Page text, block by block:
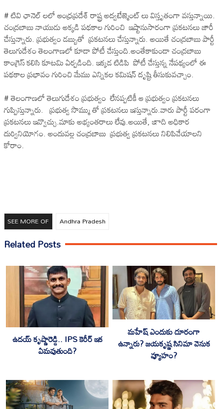
# టివి ఛానెల్ లలో ఆంధ్రప్రదేశ్ రాష్ట్ర అద్వటేజ్మెంట్ లు విస్తృతంగా వస్తున్నాయి.
చంద్రబాబు నాయుడు అక్కడి పథకాల గురించి ఇష్టానుసారంగా ప్రకటనలు జారీ
చేస్తున్నారు. ప్రభుత్వం డబ్బుతో ప్రకటనలు చేస్తున్నారు. అయితే చంద్రబాబు పార్టీ
తెలుగుదేశం తెలంగాణలో కూడా పోటీ చేస్తుంది.అంతేకాకుండా చంద్రబాబు
కాంగ్రెస్ కలిసి కూటమి ఏర్పడింది. ఇక్కడ టిడిపి పోటీ చేస్తున్న నేపథ్యంలో ఈ
పథకాల ప్రభావం గురించి మేము ఎన్నికల కమిషన్ దృష్టి తీసుకువచ్చాం.
# తెలంగాణలో తెలుగుదేశం ప్రభుత్వం లేనప్పటికీ ఆ ప్రభుత్వం ప్రకటనలు
గుప్పిస్తున్నారు. ప్రభుత్వ సొమ్ము తో ప్రకటనలు ఇస్తున్నారు.వారు పార్టీ పరంగా
ప్రకటనలు ఇవ్వొచ్చు.మాకు అభ్యంతరాలు లేవు.అయితే, ఇాది అధికార
దుర్వినియోగం. అందువల్ల చంద్రబాబు ప్రభుత్వ ప్రకటనలు నిలిపివేయాలని
కోరాం.
SEE MORE OF Andhra Pradesh
Related Posts
ఉదయ్ కృష్ణారెడ్డి.. IPS కెరీర్ ఇక
ఏమవుతుంది?
మహేష్ ఎందుకు దూరంగా
ఉన్నారు? జయకృష్ణ సినిమా వెనుక
వ్యూహం?